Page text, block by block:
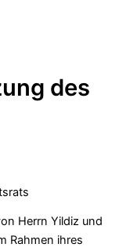
des
Herrn Yildiz und
Rahmen ihres